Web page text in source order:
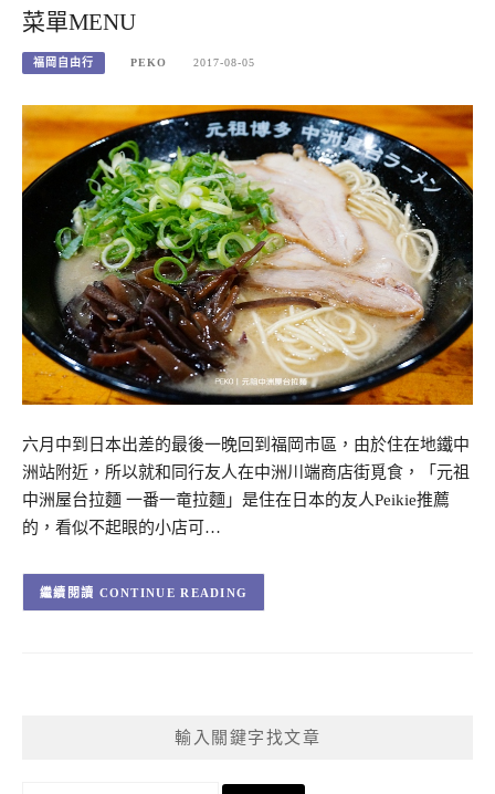
菜單MENU
福岡自由行 PEKO 2017-08-05
六月中到日本出差的最後一晚回到福岡市區，由於住在地鐵中
洲站附近，所以就和同行友人在中洲川端商店街覓食，「元祖
中洲屋台拉麵 一番一竜拉麵」是住在日本的友人Peikie推薦
的，看似不起眼的小店可…
CONTINUE READING
輸入關鍵字找文章